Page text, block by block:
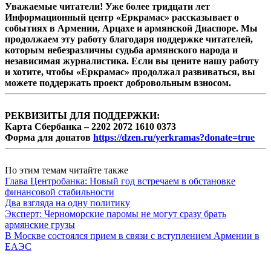
Уважаемые читатели! Уже более тридцати лет
Информационный центр «Еркрамас» рассказывает о
событиях в Армении, Арцахе и армянской Диаспоре. Мы
продолжаем эту работу благодаря поддержке читателей,
которым небезразличны судьба армянского народа и
независимая журналистика. Если вы цените нашу работу
и хотите, чтобы «Еркрамас» продолжал развиваться, вы
можете поддержать проект добровольным взносом.
РЕКВИЗИТЫ ДЛЯ ПОДДЕРЖКИ:
Карта Сбербанка – 2202 2072 1610 0373
Форма для донатов https://dzen.ru/yerkramas?donate=true
По этим темам читайте также
Глава Центробанка: Новый год встречаем в обстановке
финансовой стабильности
Два взгляда на одну политику
Эксперт: Черноморские паромы не могут сразу брать
армянские грузы
В Москве состоялся прием в связи с вступлением Армении в
ЕАЭС